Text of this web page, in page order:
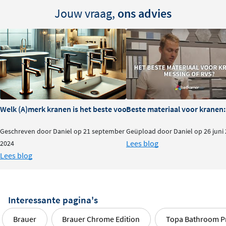
voorzien van een duurzamePVD-coatingdie
krasbestendig is en langdurig mooi blijft.
Duurzaam messing met
hoogwaardige afwerking
De hoekstopkraan is vervaardigd uitsolide messing , een
materiaal dat bestand is tegen vocht en intensief
betrouwbare bediening van de watertoevoer. Met
standaard 1/2 inch aansluitingen aan beide zijden past
deze hoekstopkraan probleemloos in vrijwel elke
Flexibele keuze: met of zonder slang
Kies voor de variantcompleet met aansluitslangals u
Jouw vraag, ons advies
Welk (A)merk kranen is het beste voor je badkamer?
Geschreven door Daniel op 21 september
2024
Lees blog
Beste materiaal voor kranen:
Geüpload door Daniel op 26 juni
Lees blog
Interessante pagina's
Brauer Brauer Chrome Edition Topa Bathroom